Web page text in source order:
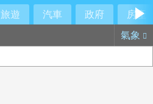
旅遊 汽車 政府
房產
氣象